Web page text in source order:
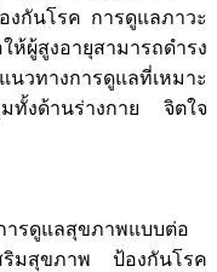
กันโรค การดูแลภาวะ
ผู้สูงอายุสามารถดำรง
วทางการดูแลที่เหมาะ
ทั้งด้านร่างกาย จิตใจ
ารดูแลสุขภาพแบบต่อ
ริมสุขภาพ ป้องกันโรค